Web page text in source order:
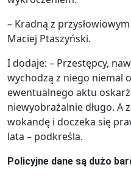
– Kradną z
Maciej Ptaszyński.
I dodaje: – Przestępcy,
wychodzą z niego niemal
ewentualnego aktu
niewyobrażalnie długo. A
wokandę i doczeka się
lata – podkreśla.
Policyjne dane są dużo